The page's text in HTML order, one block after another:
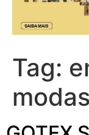
Tag:
modas